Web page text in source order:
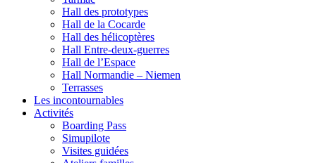
Hall des prototypes
Hall de la Cocarde
Hall des hélicoptères
Hall Entre-deux-guerres
Hall de l’Espace
Hall Normandie – Niemen
Terrasses
Les incontournables
Activités
Boarding Pass
Simupilote
Visites guidées